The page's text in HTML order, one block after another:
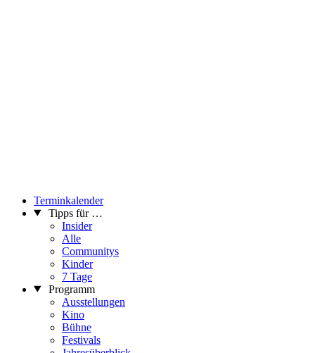
Terminkalender
Tipps für …
Insider
Alle
Communitys
Kinder
7 Tage
Programm
Ausstellungen
Kino
Bühne
Festivals